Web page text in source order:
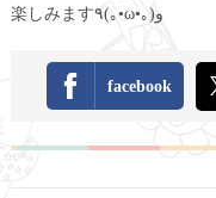
楽しみます٩(｡•ω•｡) و
facebook